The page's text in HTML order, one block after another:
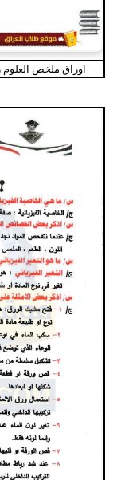
اوراق ملخص العلوم